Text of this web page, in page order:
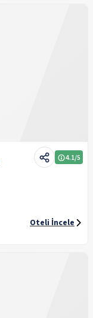
4.1/5
Oteli İncele